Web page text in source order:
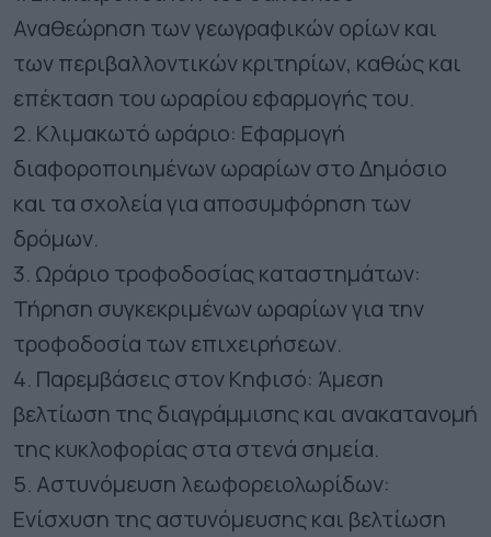
Αναθεώρηση των γεωγραφικών ορίων και
των περιβαλλοντικών κριτηρίων, καθώς και
επέκταση του ωραρίου εφαρμογής του.
2. Κλιμακωτό ωράριο: Εφαρμογή
διαφοροποιημένων ωραρίων στο Δημόσιο
και τα σχολεία για αποσυμφόρηση των
δρόμων.
3. Ωράριο τροφοδοσίας καταστημάτων:
Τήρηση συγκεκριμένων ωραρίων για την
τροφοδοσία των επιχειρήσεων.
4. Παρεμβάσεις στον Κηφισό: Άμεση
βελτίωση της διαγράμμισης και ανακατανομή
της κυκλοφορίας στα στενά σημεία.
5. Αστυνόμευση λεωφορειολωρίδων:
Ενίσχυση της αστυνόμευσης και βελτίωση